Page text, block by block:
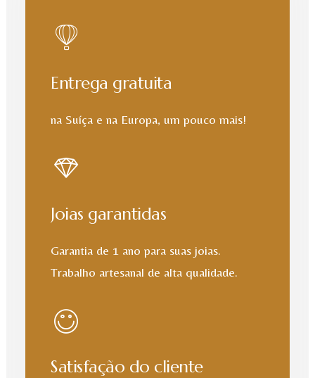
Entrega gratuita
na Suíça e na Europa, um pouco mais!
Joias garantidas
Garantia de 1 ano para suas joias.
Trabalho artesanal de alta qualidade.
Satisfação do cliente